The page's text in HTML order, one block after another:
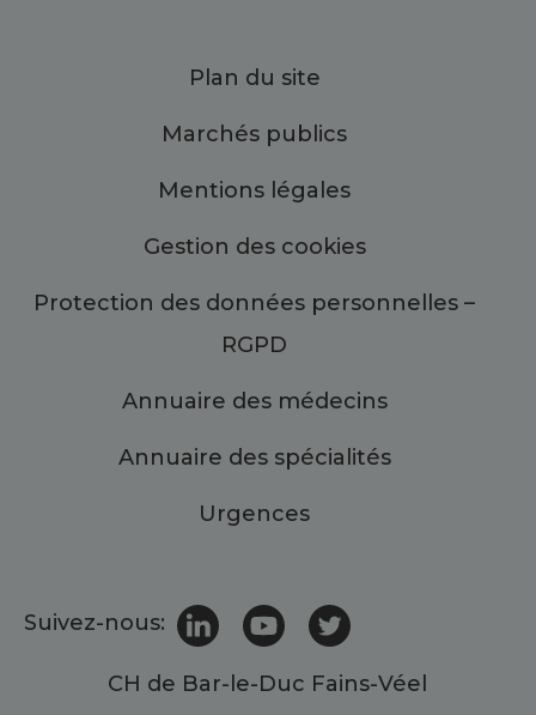
Plan du site
Marchés publics
Mentions légales
Gestion des cookies
Protection des données personnelles –
RGPD
Annuaire des médecins
Annuaire des spécialités
Urgences
Suivez-nous:
CH de Bar-le-Duc Fains-Véel